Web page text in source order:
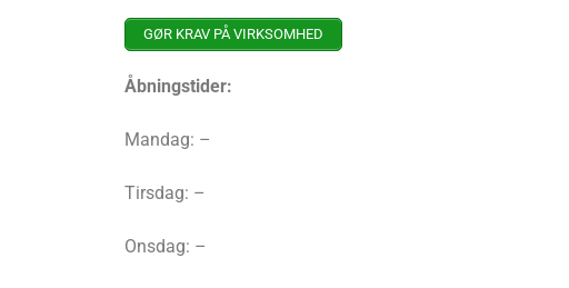
GØR KRAV PÅ VIRKSOMHED
Åbningstider:
Mandag: –
Tirsdag: –
Onsdag: –